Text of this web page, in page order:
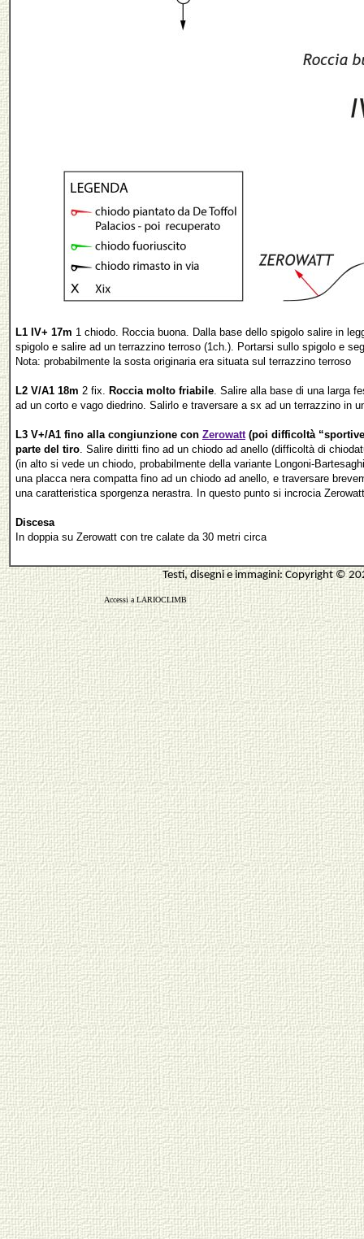
L1 IV+ 17m 1 chiodo. Roccia buona. Dalla base dello spigolo salire in
spigolo e salire ad un terrazzino terroso (1ch.). Portarsi sullo spigolo e
Nota: probabilmente la sosta originaria era situata sul terrazzino terroso
L2 V/A1 18m 2 fix. Roccia molto friabile . Salire alla base di una larga
ad un corto e vago diedrino. Salirlo e traversare a sx ad un terrazzino in
L3 V+/A1 fino alla congiunzione con Zerowatt (poi difficoltà
parte del tiro . Salire diritti fino ad un chiodo ad anello (difficoltà di
(in alto si vede un chiodo, probabilmente della variante Longoni-
una placca nera compatta fino ad un chiodo ad anello, e traversare
una caratteristica sporgenza nerastra. In questo punto si incrocia
Discesa
In doppia su Zerowatt con tre calate da 30 metri circa
Testi, disegni e immagini: Copyright ©
Accessi a LARIOCLIMB